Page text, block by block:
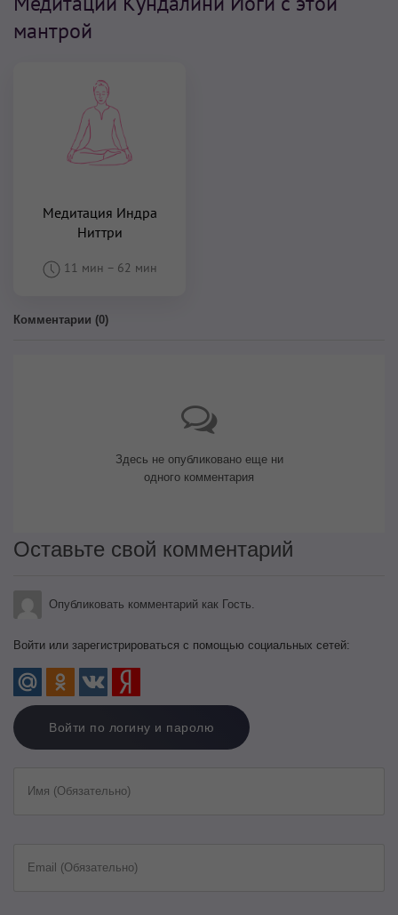
мантрой
Медитация Индра
Ниттри
11 мин – 62 мин
Комментарии (0)
Здесь не опубликовано еще ни
одного комментария
Оставьте свой комментарий
Опубликовать комментарий как Гость.
Войти или зарегистрироваться с помощью социальных сетей:
Войти по логину и паролю
Имя (Обязательно)
Email (Обязательно)